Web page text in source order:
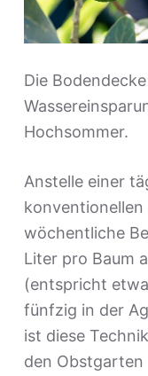
Die
Hochsommer.
Anstelle einer
wöchentliche
Liter pro Baum
(entspricht
fünfzig in der
ist diese
den